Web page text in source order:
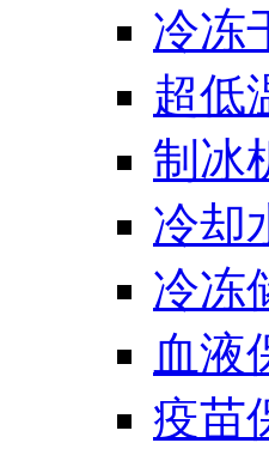
冷冻
超低
制冰
冷却
冷冻
血液
疫苗